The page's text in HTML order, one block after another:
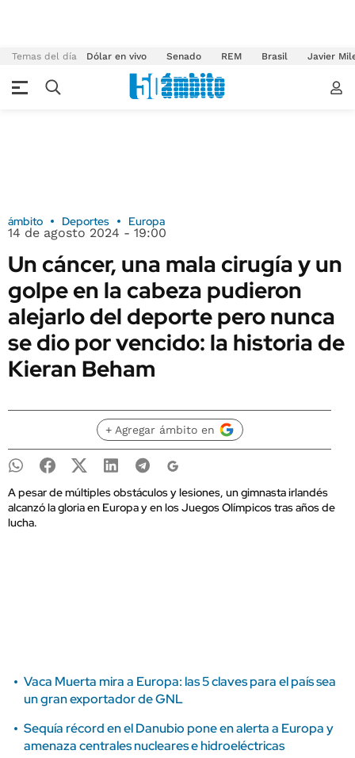
Temas del día Dólar en vivo Senado REM Brasil Javier
ámbito Deportes Europa
14 de agosto 2024 - 19:00
Un cáncer, una mala cirugía y un
golpe en la cabeza pudieron
alejarlo del deporte pero nunca
se dio por vencido: la historia de
Kieran Beham
+ Agregar ámbito en
A pesar de múltiples obstáculos y lesiones, un gimnasta irlandés
alcanzó la gloria en Europa y en los Juegos Olímpicos tras años de
lucha.
Vaca Muerta mira a Europa: las 5 claves para el país sea
un gran exportador de GNL
Sequía récord en el Danubio pone en alerta a Europa y
amenaza centrales nucleares e hidroeléctricas